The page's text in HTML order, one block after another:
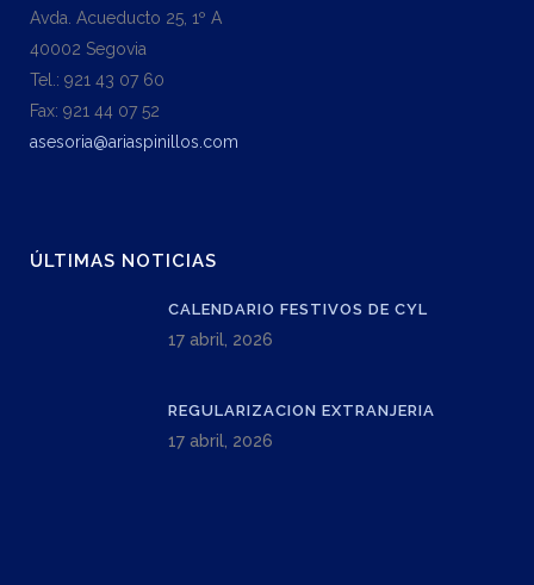
Avda. Acueducto 25, 1º A
40002 Segovia
Tel.: 921 43 07 60
Fax: 921 44 07 52
asesoria@ariaspinillos.com
ÚLTIMAS NOTICIAS
CALENDARIO FESTIVOS DE CYL
17 abril, 2026
REGULARIZACION EXTRANJERIA
17 abril, 2026